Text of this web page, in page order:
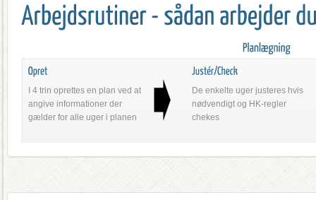
I 4 trin oprettes en plan ved at
angive informationer der
gælder for alle uger i planen
De enkelte uger justeres hvis
nødvendigt og HK-regler
chekes